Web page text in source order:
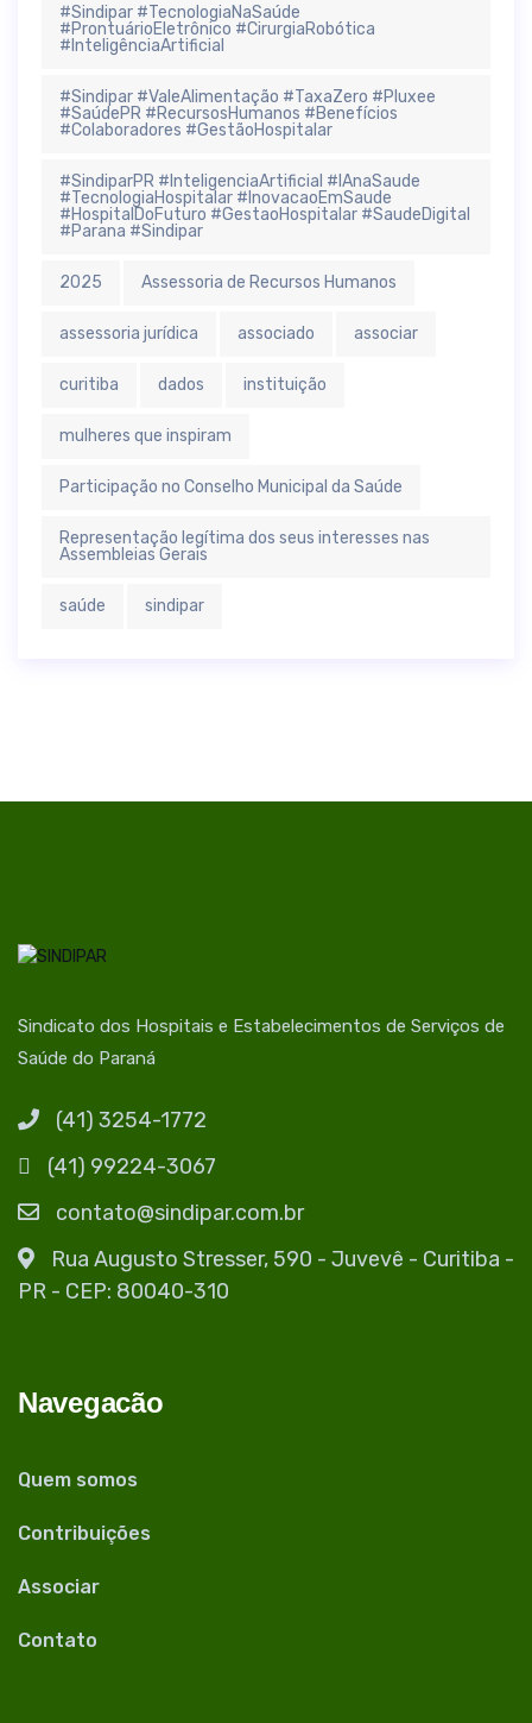
#Sindipar #TecnologiaNaSaúde
#ProntuárioEletrônico #CirurgiaRobótica
#InteligênciaArtificial
#Sindipar #ValeAlimentação #TaxaZero #Pluxee
#SaúdePR #RecursosHumanos #Benefícios
#Colaboradores #GestãoHospitalar
#SindiparPR #InteligenciaArtificial #IAnaSaude
#TecnologiaHospitalar #InovacaoEmSaude
#HospitalDoFuturo #GestaoHospitalar #SaudeDigital
#Parana #Sindipar
2025 Assessoria de Recursos Humanos
assessoria jurídica associado associar
curitiba dados instituição
mulheres que inspiram
Participação no Conselho Municipal da Saúde
Representação legítima dos seus interesses nas
Assembleias Gerais
saúde sindipar
Sindicato dos Hospitais e Estabelecimentos de Serviços de
Saúde do Paraná
(41) 3254-1772
(41) 99224-3067
contato@sindipar.com.br
Rua Augusto Stresser, 590 - Juvevê - Curitiba -
PR - CEP: 80040-310
Navegacão
Quem somos
Contribuições
Associar
Contato